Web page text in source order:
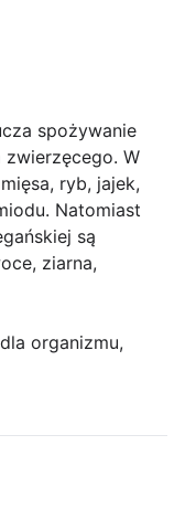
spożywanie
W
ryb, jajek,
Natomiast
są
ziarna,
organizmu,